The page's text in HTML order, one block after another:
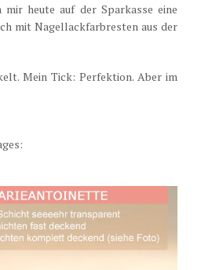
heute auf der Sparkasse eine
mit Nagellackfarbresten aus der
Mein Tick: Perfektion. Aber im